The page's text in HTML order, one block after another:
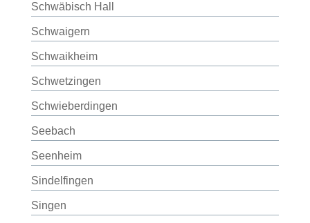
Schwäbisch Hall
Schwaigern
Schwaikheim
Schwetzingen
Schwieberdingen
Seebach
Seenheim
Sindelfingen
Singen